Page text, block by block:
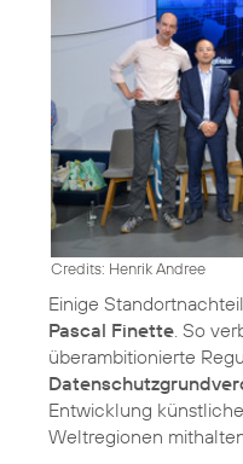
Credits: Henrik Andree
Einige
Pascal Finette . So
überambitionierte
Entwicklung
Weltregionen